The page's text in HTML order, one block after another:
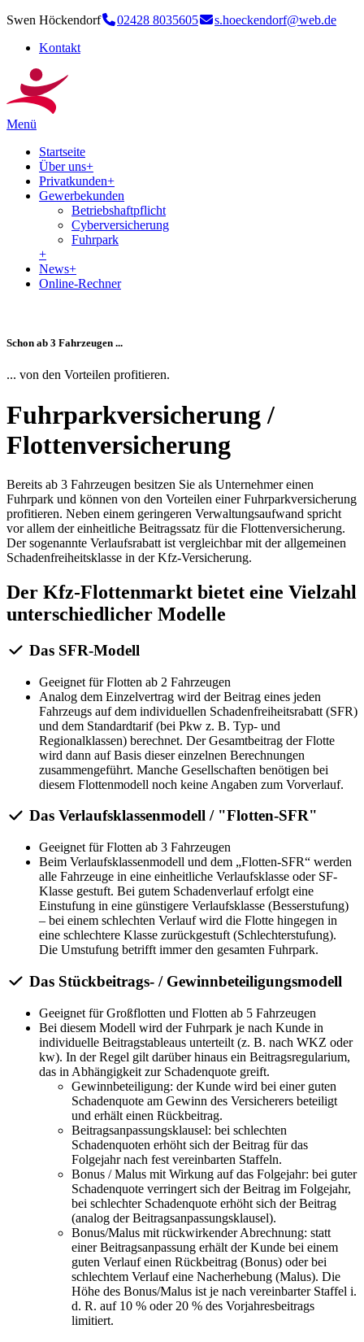
Swen Höckendorf 02428 8035605
s.hoeckendorf@web.de
Kontakt
Menü
Startseite
Über uns+
Privatkunden+
Gewerbekunden
Betriebshaftpflicht
Cyberversicherung
Fuhrpark
+
News+
Online-Rechner
Schon ab 3 Fahrzeugen ...
... von den Vorteilen profitieren.
Fuhrparkversicherung /
Flottenversicherung
Bereits ab 3 Fahrzeugen besitzen Sie als Unternehmer einen
Fuhrpark und können von den Vorteilen einer Fuhrparkversicherung
profitieren. Neben einem geringeren Verwaltungsaufwand spricht
vor allem der einheitliche Beitragssatz für die Flottenversicherung.
Der sogenannte Verlaufsrabatt ist vergleichbar mit der allgemeinen
Schadenfreiheitsklasse in der Kfz-Versicherung.
Der Kfz-Flottenmarkt bietet eine Vielzahl
unterschiedlicher Modelle
Das SFR-Modell
Geeignet für Flotten ab 2 Fahrzeugen
Analog dem Einzelvertrag wird der Beitrag eines jeden
Fahrzeugs auf dem individuellen Schadenfreiheitsrabatt (SFR)
und dem Standardtarif (bei Pkw z. B. Typ- und
Regionalklassen) berechnet. Der Gesamtbeitrag der Flotte
wird dann auf Basis dieser einzelnen Berechnungen
zusammengeführt. Manche Gesellschaften benötigen bei
diesem Flottenmodell noch keine Angaben zum Vorverlauf.
Das Verlaufsklassenmodell / "Flotten-SFR"
Geeignet für Flotten ab 3 Fahrzeugen
Beim Verlaufsklassenmodell und dem „Flotten-SFR“ werden
alle Fahrzeuge in eine einheitliche Verlaufsklasse oder SF-
Klasse gestuft. Bei gutem Schadenverlauf erfolgt eine
Einstufung in eine günstigere Verlaufsklasse (Besserstufung)
– bei einem schlechten Verlauf wird die Flotte hingegen in
eine schlechtere Klasse zurückgestuft (Schlechterstufung).
Die Umstufung betrifft immer den gesamten Fuhrpark.
Das Stückbeitrags- / Gewinnbeteiligungsmodell
Geeignet für Großflotten und Flotten ab 5 Fahrzeugen
Bei diesem Modell wird der Fuhrpark je nach Kunde in
individuelle Beitragstableaus unterteilt (z. B. nach WKZ oder
kw). In der Regel gilt darüber hinaus ein Beitragsregularium,
das in Abhängigkeit zur Schadenquote greift.
Gewinnbeteiligung: der Kunde wird bei einer guten
Schadenquote am Gewinn des Versicherers beteiligt
und erhält einen Rückbeitrag.
Beitragsanpassungsklausel: bei schlechten
Schadenquoten erhöht sich der Beitrag für das
Folgejahr nach fest vereinbarten Staffeln.
Bonus / Malus mit Wirkung auf das Folgejahr: bei guter
Schadenquote verringert sich der Beitrag im Folgejahr,
bei schlechter Schadenquote erhöht sich der Beitrag
(analog der Beitragsanpassungsklausel).
Bonus/Malus mit rückwirkender Abrechnung: statt
einer Beitragsanpassung erhält der Kunde bei einem
guten Verlauf einen Rückbeitrag (Bonus) oder bei
schlechtem Verlauf eine Nacherhebung (Malus). Die
Höhe des Bonus/Malus ist je nach vereinbarter Staffel i.
d. R. auf 10 % oder 20 % des Vorjahresbeitrags
limitiert.